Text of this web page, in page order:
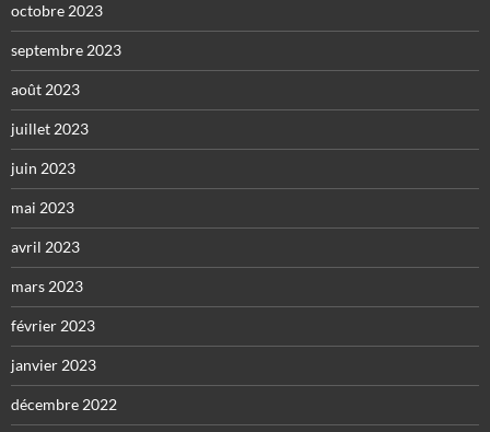
octobre 2023
septembre 2023
août 2023
juillet 2023
juin 2023
mai 2023
avril 2023
mars 2023
février 2023
janvier 2023
décembre 2022